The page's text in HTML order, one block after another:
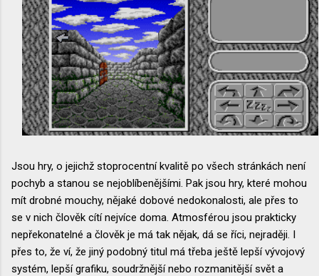
Jsou hry, o jejichž stoprocentní kvalitě po všech stránkách není
pochyb a stanou se nejoblíbenějšími. Pak jsou hry, které mohou
mít drobné mouchy, nějaké dobové nedokonalosti, ale přes to
se v nich člověk cítí nejvíce doma. Atmosférou jsou prakticky
nepřekonatelné a člověk je má tak nějak, dá se říci, nejraději. I
přes to, že ví, že jiný podobný titul má třeba ještě lepší vývojový
systém, lepší grafiku, soudržnější nebo rozmanitější svět a